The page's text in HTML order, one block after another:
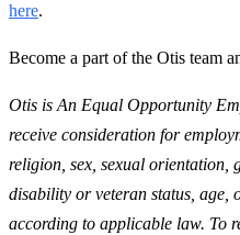
here.
Become a part of the Otis team
Otis is An Equal Opportunity
receive consideration for
religion, sex, sexual orientation,
disability or veteran status, age,
according to applicable law. To